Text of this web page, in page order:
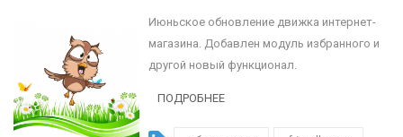
Июньское обновление движка интернет-
магазина. Добавлен модуль избранного и
другой новый функционал.
ПОДРОБНЕЕ